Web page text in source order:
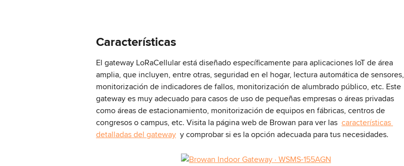
Características
El gateway LoRaCellular está diseñado específicamente para aplicaciones IoT de área
amplia, que incluyen, entre otras, seguridad en el hogar, lectura automática de sensores,
monitorización de indicadores de fallos, monitorización de alumbrado público, etc. Este
gateway es muy adecuado para casos de uso de pequeñas empresas o áreas privadas
como áreas de estacionamiento, monitorización de equipos en fábricas, centros de
congresos o campus, etc. Visita la página web de Browan para ver las características
detalladas del gateway
  y comprobar si es la opción adecuada para tus necesidades.